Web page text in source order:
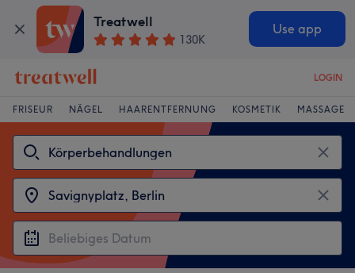
Treatwell
130K
Use app
LOGIN
FRISEUR NÄGEL HAARENTFERNUNG KOSMETIK MASSAGE